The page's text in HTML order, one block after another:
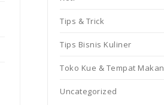
Tips & Trick
Tips Bisnis Kuliner
Toko Kue & Tempat Makan
Uncategorized